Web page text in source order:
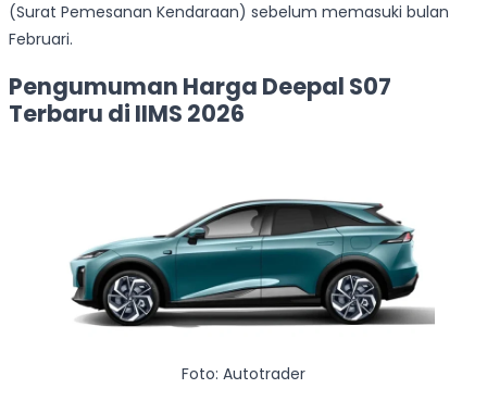
(Surat Pemesanan Kendaraan) sebelum memasuki bulan
Februari.
Pengumuman Harga Deepal S07
Terbaru di IIMS 2026
Foto: Autotrader